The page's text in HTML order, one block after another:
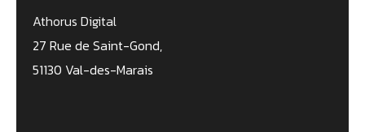
Athorus Digital
27 Rue de Saint-Gond,
51130 Val-des-Marais